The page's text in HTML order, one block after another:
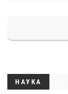
НАУКА